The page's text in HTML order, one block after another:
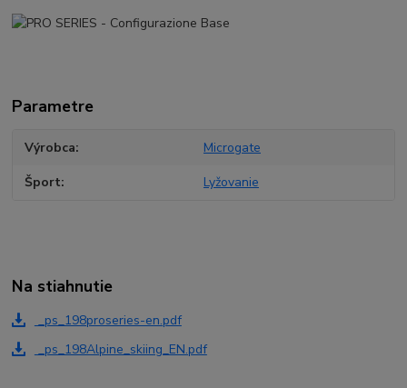
Parametre
Výrobca Microgate
Šport Lyžovanie
Na stiahnutie
_ps_198proseries-en.pdf
_ps_198Alpine_skiing_EN.pdf